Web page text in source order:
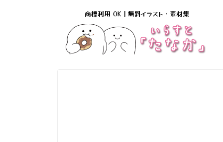
商標利用 OK｜無料イラスト・素材集